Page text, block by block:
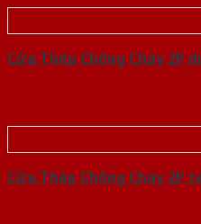
Cửa Thép Chống Cháy 2P
Cửa Thép Chống Cháy 2P